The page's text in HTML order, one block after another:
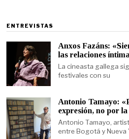
ENTREVISTAS
Anxos Fazáns:
las relaciones
La cineasta gallega
festivales con su
Antonio Tamayo:
expresión, no por
Antonio Tamayo,
entre Bogotá y Nueva